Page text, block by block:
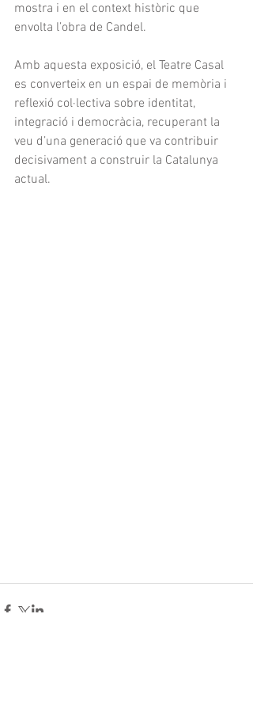
mostra i en el context històric que
envolta l’obra de Candel.
Amb aquesta exposició, el Teatre Casal
es converteix en un espai de memòria i
reflexió col·lectiva sobre identitat,
integració i democràcia, recuperant la
veu d’una generació que va contribuir
decisivament a construir la Catalunya
actual.